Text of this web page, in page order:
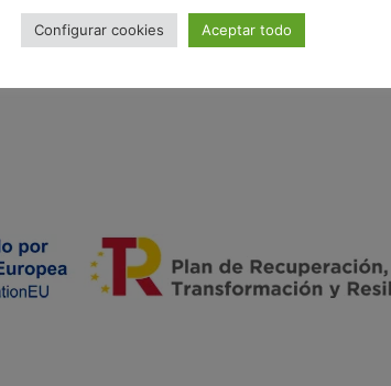
Configurar cookies Aceptar todo